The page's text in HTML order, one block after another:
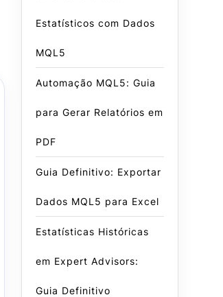
Estatísticos com Dados
MQL5
Automação MQL5: Guia
para Gerar Relatórios em
PDF
Guia Definitivo: Exportar
Dados MQL5 para Excel
Estatísticas Históricas
em Expert Advisors:
Guia Definitivo